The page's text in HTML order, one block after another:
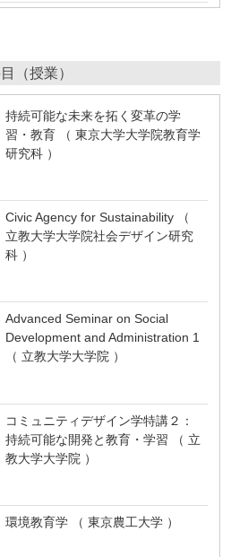
（授業）
持続可能な未来を拓く変革の学
習・教育 （ 東京大学大学院教育学
研究科 ）
Civic Agency for Sustainability （
立教大学大学院社会デザイン研究
科 ）
Advanced Seminar on Social
Development and Administration 1
（ 立教大学大学院 ）
コミュニティデザイン学特講２：
持続可能な開発と教育・学習 （ 立
教大学大学院 ）
環境教育学 （ 東京農工大学 ）